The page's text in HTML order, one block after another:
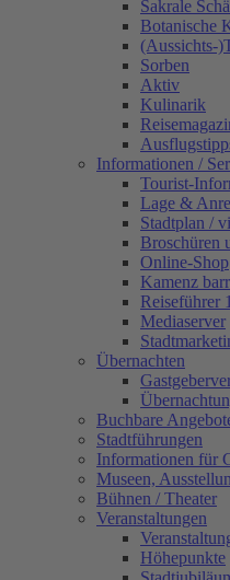
Sakrale
Botanische
(Aussichts-
Sorben
Aktiv
Kulinarik
Informationen /
Tourist-
Lage &
Stadtplan /
Broschüren
Online-Shop
Kamenz
Reiseführer
Mediaserver
Übernachten
Buchbare
Stadtführungen
Informationen für
Museen,
Bühnen / Theater
Veranstaltungen
Höhepunkte